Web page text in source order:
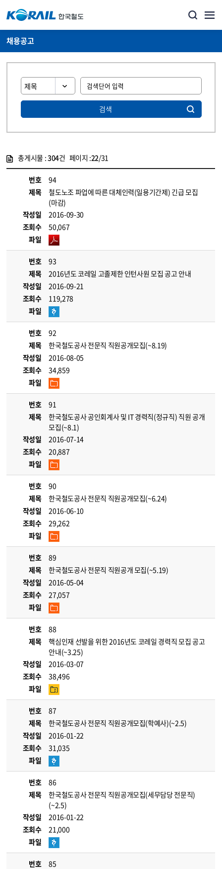
채용공고
검색
총게시물 :304건 페이지 :22/31
번호
94
제목
철도노조 파업에 따른 대체인력(일용기간제) 긴급 모집
(마감)
작성일
2016-09-30
조회수
50,067
파일
번호
93
제목
2016년도 코레일 고졸제한 인턴사원 모집 공고 안내
작성일
2016-09-21
조회수
119,278
파일
번호
92
제목
한국철도공사 전문직 직원공개모집(~8.19)
작성일
2016-08-05
조회수
34,859
파일
번호
91
제목
한국철도공사 공인회계사 및 IT 경력직(정규직) 직원 공개
모집(~8.1)
작성일
2016-07-14
조회수
20,887
파일
번호
90
제목
한국철도공사 전문직 직원공개모집(~6.24)
작성일
2016-06-10
조회수
29,262
파일
번호
89
제목
한국철도공사 전문직 직원공개 모집(~5.19)
작성일
2016-05-04
조회수
27,057
파일
번호
88
제목
핵심인재 선발을 위한 2016년도 코레일 경력직 모집 공고
안내(~3.25)
작성일
2016-03-07
조회수
38,496
파일
번호
87
제목
한국철도공사 전문직 직원공개모집(학예사)(~2.5)
작성일
2016-01-22
조회수
31,035
파일
번호
86
제목
한국철도공사 전문직 직원공개모집(세무담당 전문직)
(~2.5)
작성일
2016-01-22
조회수
21,000
파일
번호
85